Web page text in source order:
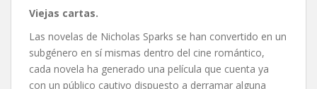
Viejas cartas.
Las novelas de Nicholas Sparks se han convertido en un
subgénero en sí mismas dentro del cine romántico,
cada novela ha generado una película que cuenta ya
con un público cautivo dispuesto a derramar alguna